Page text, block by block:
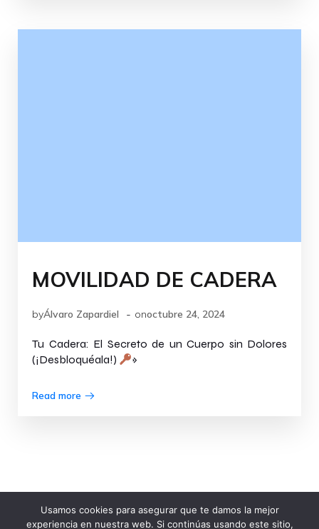
MOVILIDAD DE CADERA
byÁlvaro Zapardiel - onoctubre 24, 2024
Tu Cadera: El Secreto de un Cuerpo sin Dolores
(¡Desbloquéala!)
»
Read more
Creado por illoQue! Comunicación
© 2026 Fisioterapia Zapardiel. Created for free using
Usamos cookies para asegurar que te damos la mejor
experiencia en nuestra web. Si continúas usando este sitio,